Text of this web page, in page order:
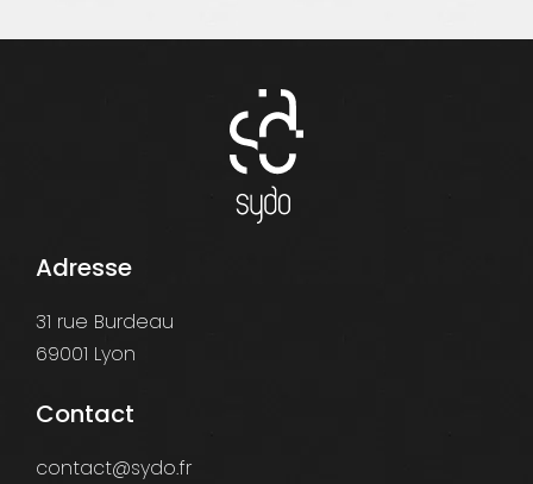
Adresse
31 rue Burdeau
69001 Lyon
Contact
contact@sydo.fr